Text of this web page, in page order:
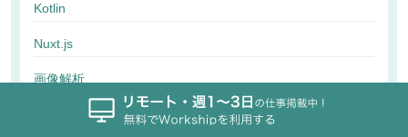
Kotlin
Nuxt.js
画像解析